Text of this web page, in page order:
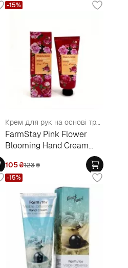
Крем для рук на основі троянди
FarmStay Pink Flower
Blooming Hand Cream
105₴123₴
-15%
-15%